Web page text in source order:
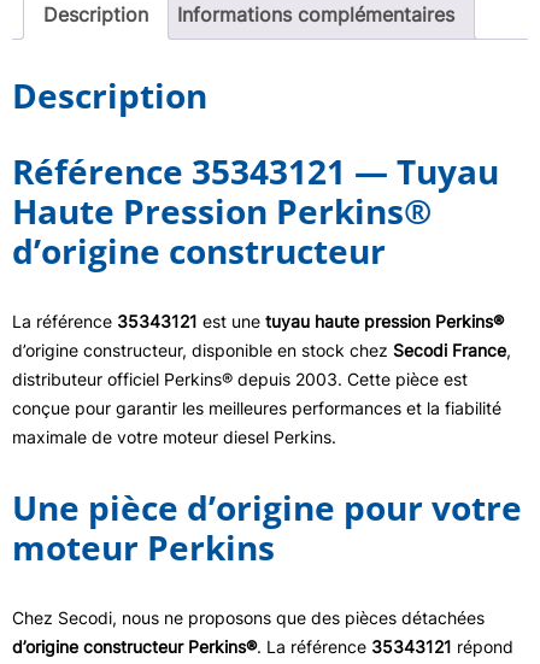
Description Informations complémentaires
Description
Référence 35343121 — Tuyau
Haute Pression Perkins®
d’origine constructeur
La référence 35343121 est une tuyau haute pression Perkins®
d’origine constructeur, disponible en stock chez Secodi France,
distributeur officiel Perkins® depuis 2003. Cette pièce est
conçue pour garantir les meilleures performances et la fiabilité
maximale de votre moteur diesel Perkins.
Une pièce d’origine pour votre
moteur Perkins
Chez Secodi, nous ne proposons que des pièces détachées
d’origine constructeur Perkins®. La référence 35343121 répond